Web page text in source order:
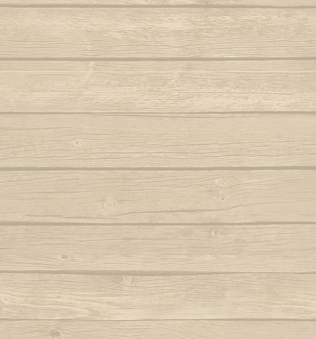
E hoje tem capoeira
Autor : Mestre Camisa (Abada)
E la la eh la eh la
Autor : Mestre Esquilo
E marinheiro
Autor : Fala Mansa (Capoeira Abada)
Eh Bahia
Autor : Mestre Boneco Canta
Ela e linda a Capoeira
Autor : Mestre Capu
Ela te chama (Capoeira vem)
Autor : Contra-Mestre Chicão
Eu acabei de chegar trazendo dendê
Eu quero voltar
Autor : Faisca (Grupo Candeias)
Eu vou tambem, eu vou pro mar
Ser
Autor :
Autor :
Sou
Sou
Autor : Mestre
Tin tin